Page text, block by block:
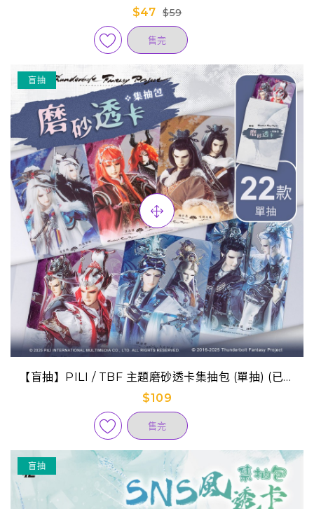
$47 $59
售完
盲抽
【盲抽】PILI / TBF 主題磨砂透卡集抽包 (單抽) (已完
售)
$109
售完
盲抽